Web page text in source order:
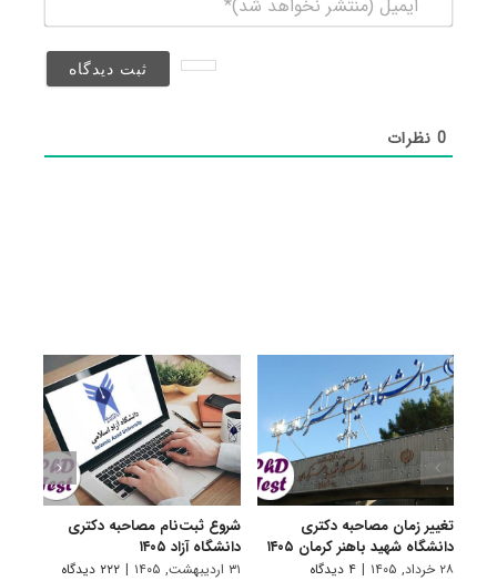
(منتشر
0نظرات
تغییر زمان مصاحبه دکتری
دانشگاه شهید باهنر کرمان ۱۴۰۵
۲۸ خرداد, ۱۴۰۵ | ۴ دیدگاه
شروع ثبت‌نام مصاحبه دکتری
دانشگاه آزاد ۱۴۰۵
۳۱ اردیبهشت, ۱۴۰۵ | ۲۲۲ دیدگاه